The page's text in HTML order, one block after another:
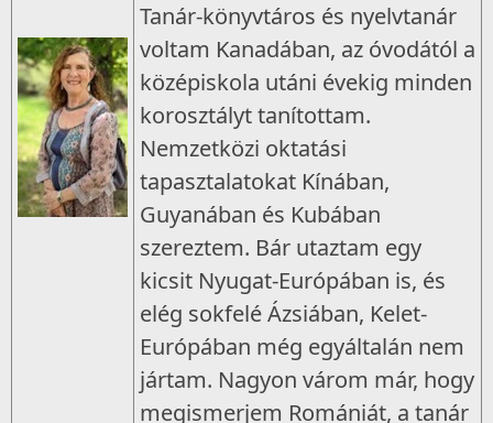
Tanár-könyvtáros és nyelvtanár
voltam Kanadában, az óvodától a
középiskola utáni évekig minden
korosztályt tanítottam.
Nemzetközi oktatási
tapasztalatokat Kínában,
Guyanában és Kubában
szereztem. Bár utaztam egy
kicsit Nyugat-Európában is, és
elég sokfelé Ázsiában, Kelet-
Európában még egyáltalán nem
jártam. Nagyon várom már, hogy
megismerjem Romániát, a tanár